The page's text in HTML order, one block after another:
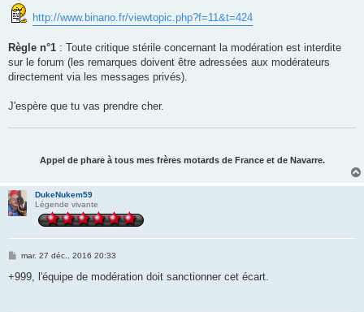
s
s
e
http://www.binano.fr/viewtopic.php?f=11&t=424
Règle n°1 : Toute critique stérile concernant la modération est interdite
sur le forum (les remarques doivent être adressées aux modérateurs
directement via les messages privés).
J'espère que tu vas prendre cher.
Appel de phare à tous mes frères motards de France et de Navarre.
DukeNukem59
Légende vivante
M
s
mar. 27 déc., 2016 20:33
+999, l'équipe de modération doit sanctionner cet écart.